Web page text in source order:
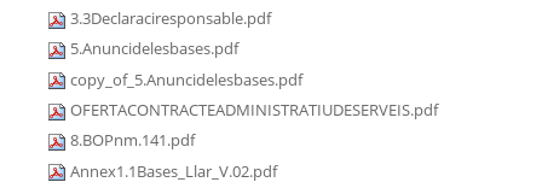
3.3Declaraciresponsable.pdf
5.Anuncidelesbases.pdf
copy_of_5.Anuncidelesbases.pdf
OFERTACONTRACTEADMINISTRATIUDESERVEIS.pdf
8.BOPnm.141.pdf
Annex1.1Bases_Llar_V.02.pdf